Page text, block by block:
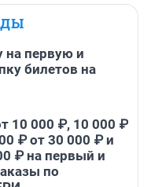
на первую и
билетов на
10 000 ₽, 10 000 ₽
₽ от 30 000 ₽ и
₽ на первый и
по